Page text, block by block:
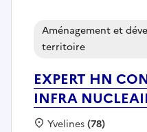
EXPERT HN
INFRA
Aménagement et
territoire
Localisation :
Yvelines(78)